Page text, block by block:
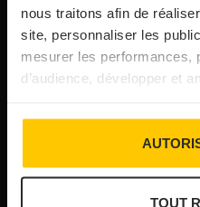
nous traitons afin de
site, personnaliser les
mesurer les performances,
d’audience, développer et
TOUT
Brasserie Dupont : la
Incendies : l’aide
pour les indépendants,